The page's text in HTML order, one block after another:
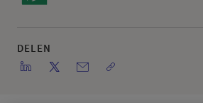
DELEN